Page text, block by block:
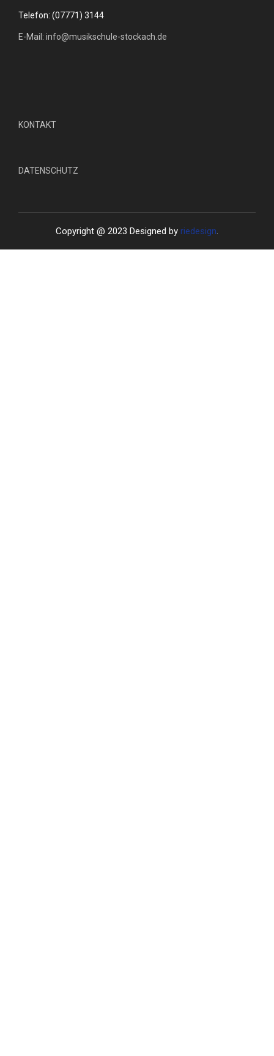
Telefon: (07771) 3144
E-Mail: info@musikschule-stockach.de
KONTAKT
DATENSCHUTZ
Copyright @ 2023 Designed by riedesign.